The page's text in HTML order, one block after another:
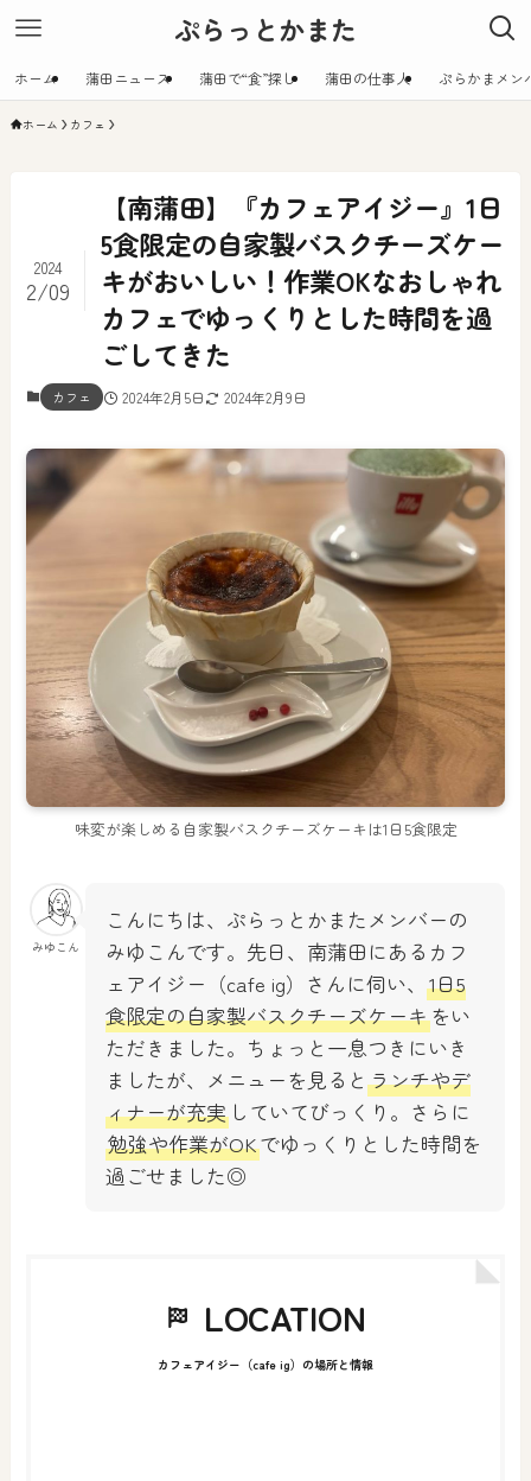
ぷらっとかまた
ホーム 蒲田ニュース 蒲田で“食”探し 蒲田の仕事人 ぷらかまメン
ホーム カフェ
【南蒲田】『カフェアイジー』1日
5食限定の自家製バスクチーズケー
キがおいしい！作業OKなおしゃれ
カフェでゆっくりとした時間を過
ごしてきた
2024
2/09
カフェ 2024年2月5日 2024年2月9日
味変が楽しめる自家製バスクチーズケーキは1日5食限定
みゆこん
こんにちは、ぷらっとかまたメンバーの
みゆこんです。先日、南蒲田にあるカフ
ェアイジー（cafe ig）さんに伺い、1日5
食限定の自家製バスクチーズケーキをい
ただきました。ちょっと一息つきにいき
ましたが、メニューを見るとランチやデ
ィナーが充実 していてびっくり。さらに
勉強や作業がOKでゆっくりとした時間を
過ごせました◎
LOCATION
カフェアイジー（cafe ig）の場所と情報